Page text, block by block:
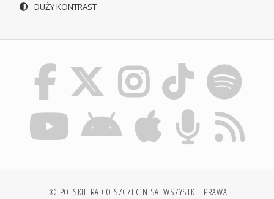
DUŻY KONTRAST
© POLSKIE RADIO SZCZECIN SA. WSZYSTKIE PRAWA